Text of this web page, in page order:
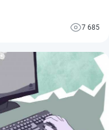
оценивают
с электронным
как работает
подключить.
7 685